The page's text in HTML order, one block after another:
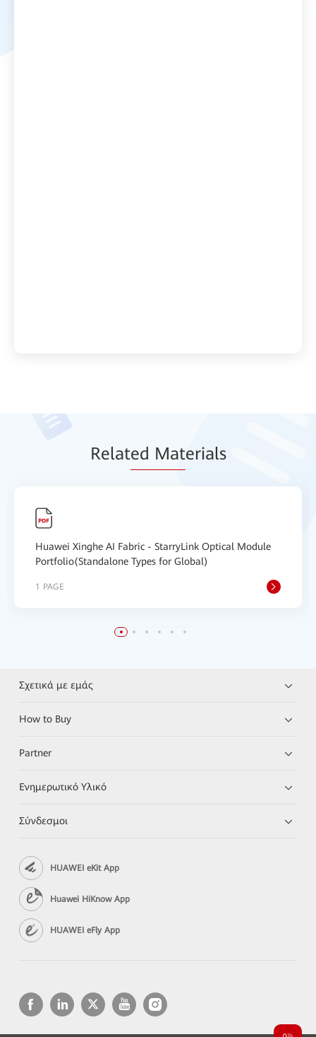
Related Materials
Huawei Xinghe AI Fabric - StarryLink Optical Module
Portfolio(Standalone Types for Global)
1 PAGE
Σχετικά με εμάς
How to Buy
Partner
Ενημερωτικό Υλικό
Σύνδεσμοι
HUAWEI eKit App
Huawei HiKnow App
HUAWEI eFly App